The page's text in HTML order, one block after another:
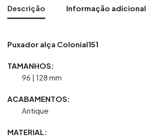
Descrição Informação adicional
Puxador alça Colonial151
TAMANHOS:
96 | 128 mm
ACABAMENTOS:
Antique
MATERIAL: